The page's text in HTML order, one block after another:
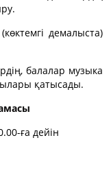
демалыста)
балалар музыка
қатысады.
ға дейін